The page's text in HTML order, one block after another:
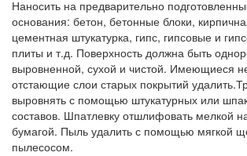
Наносить на предварительно
основания: бетон, бетонные блоки,
цементная штукатурка, гипс, гипсовые и
плиты и т.д. Поверхность должна быть
выровненной, сухой и чистой. Имеющиеся
отстающие слои старых покрытий
выровнять с помощью штукатурных или
составов. Шпатлевку отшлифовать мелкой
бумагой. Пыль удалить с помощью мягкой
пылесосом.